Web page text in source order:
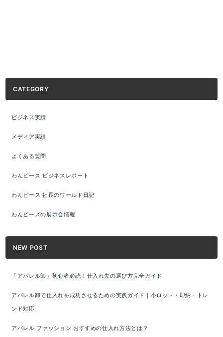
CATEGORY
ビジネス実績
メディア実績
よくある質問
わんピース ビジネスレポート
わんピース 社長のワールド日記
わんピースの展示会情報
NEW POST
「アパレル卸」初心者必読！仕入れ先の選び方完全ガイド
アパレル卸で仕入れを成功させるための実践ガイド｜小ロット・即納・トレ
ンド対応
アパレル ファッション おすすめの仕入れ方法とは？